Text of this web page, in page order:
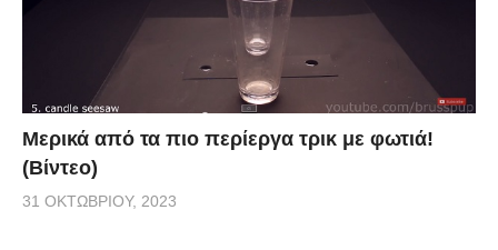
Μερικά από τα πιο περίεργα τρικ με φωτιά!
(Βίντεο)
31 ΟΚΤΩΒΡΊΟΥ, 2023